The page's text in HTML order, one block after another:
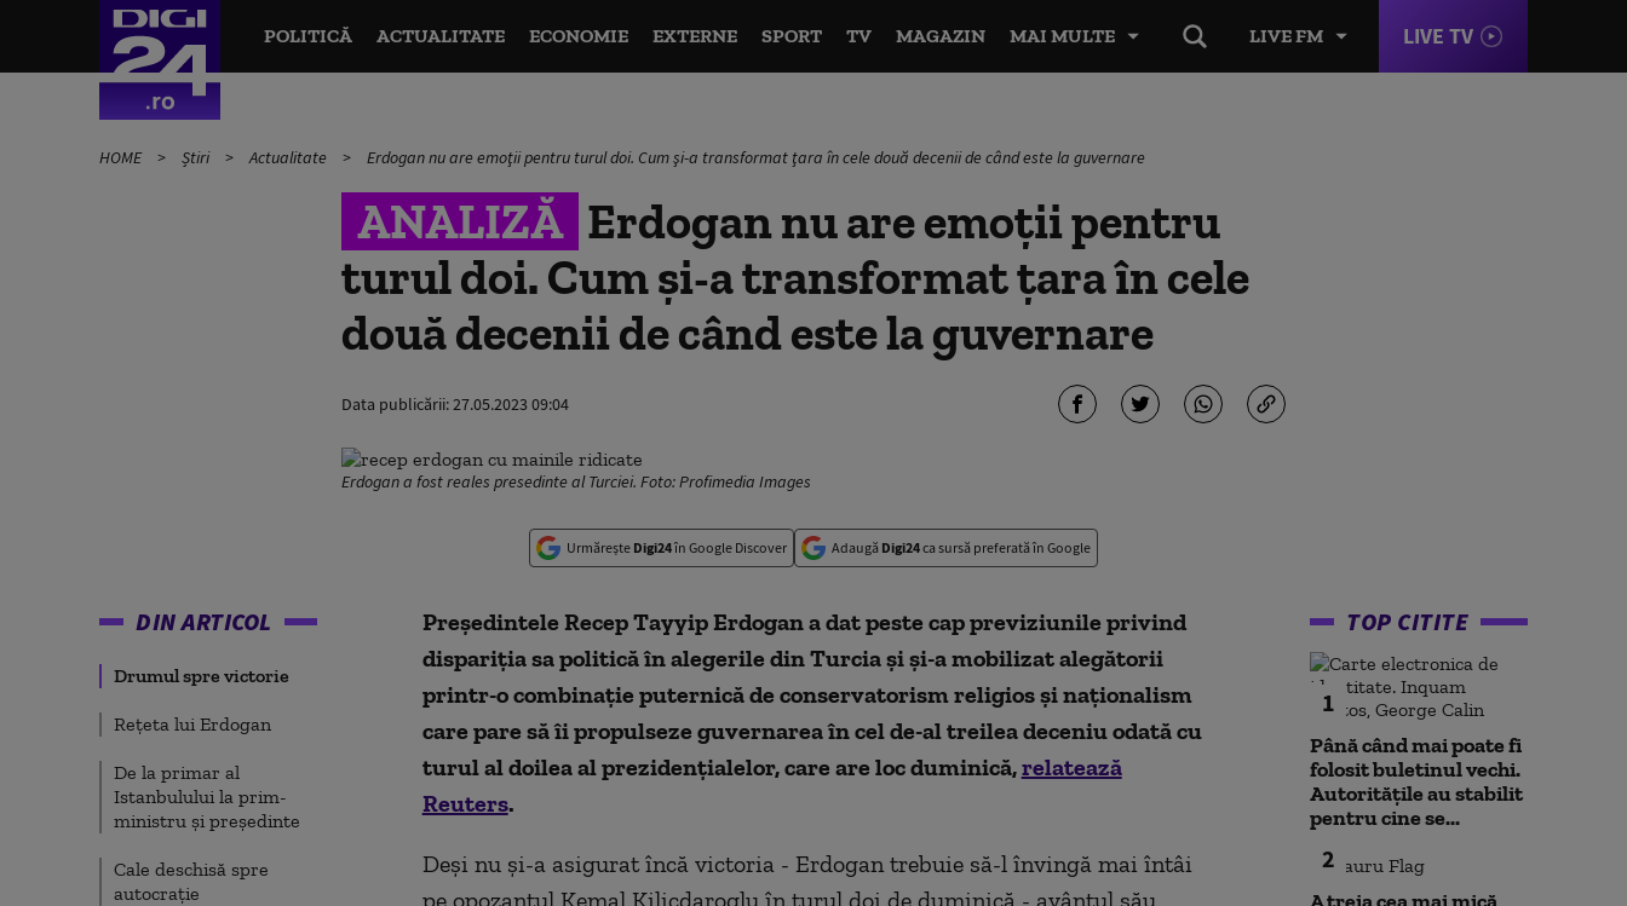
LIVE FM LIVE TV
POLITICĂ ACTUALITATE ECONOMIE EXTERNE SPORT TV MAGAZIN MAI MULTE
HOME Știri Actualitate Erdogan nu are emoţii pentru turul doi. Cum şi-a transformat ţara în cele două decenii de când este la guvernare
ANALIZĂ Erdogan nu are emoţii pentru
turul doi. Cum şi-a transformat ţara în cele
două decenii de când este la guvernare
Data publicării:27.05.2023 09:04
Erdogan a fost reales presedinte al Turciei. Foto: Profimedia Images
Urmărește Digi24în Google Discover Adaugă Digi24ca sursă preferată în Google
DIN ARTICOL
Drumul spre victorie
Rețeta lui Erdogan
De la primar al
Istanbulului la prim-
ministru și președinte
Cale deschisă spre
autocrație
Preşedintele Recep Tayyip Erdogan a dat peste cap previziunile privind
dispariţia sa politică în alegerile din Turcia şi şi-a mobilizat alegătorii
printr-o combinaţie puternică de conservatorism religios şi naţionalism
care pare să îi propulseze guvernarea în cel de-al treilea deceniu odată cu
turul al doilea al prezidenţialelor, care are loc duminică,relatează
Reuters.
Deşi nu şi-a asigurat încă victoria - Erdogan trebuie să-l învingă mai întâi
pe opozantul Kemal Kilicdaroglu în turul doi de duminică - avântul său
TOP CITITE
1
Până când mai poate fi
folosit buletinul vechi.
Autoritățile au stabilit
pentru cine se...
2